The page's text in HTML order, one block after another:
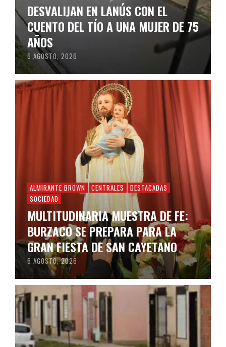
DESVALIJAN EN LANÚS CON EL
CUENTO DEL TÍO A UNA MUJER DE 75
AÑOS
6 AGOSTO, 2026
ALMIRANTE BROWN CENTRALES
DESTACADAS
SOCIEDAD
MULTITUDINARIA MUESTRA DE FE:
BURZACO SE PREPARA PARA LA
GRAN FIESTA DE SAN CAYETANO
6 AGOSTO, 2026